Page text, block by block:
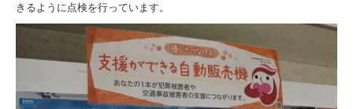
きるように点検を行っています。